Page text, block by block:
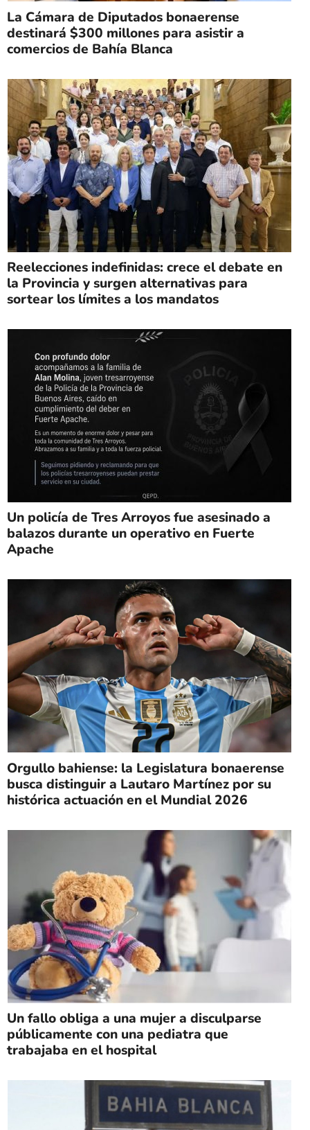
La Cámara de Diputados bonaerense
destinará $300 millones para asistir a
comercios de Bahía Blanca
Reelecciones indefinidas: crece el debate en
la Provincia y surgen alternativas para
sortear los límites a los mandatos
Un policía de Tres Arroyos fue asesinado a
balazos durante un operativo en Fuerte
Apache
Orgullo bahiense: la Legislatura bonaerense
busca distinguir a Lautaro Martínez por su
histórica actuación en el Mundial 2026
Un fallo obliga a una mujer a disculparse
públicamente con una pediatra que
trabajaba en el hospital